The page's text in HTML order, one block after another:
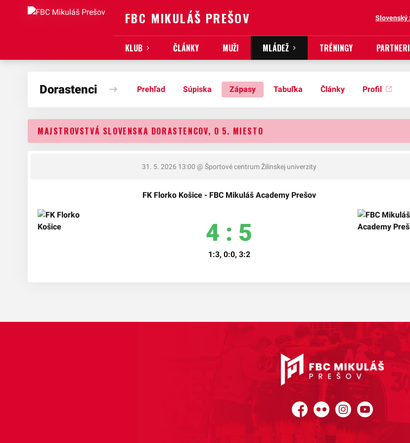
FBC MIKULÁŠ PREŠOV Slovenský
KLUB ČLÁNKY MUŽI MLÁDEŽ TRÉNINGY PARTNERI
Dorastenci Prehľad Súpiska Zápasy Tabuľka Články Profil
MAJSTROVSTVÁ SLOVENSKA DORASTENCOV, O 5. MIESTO
31. 5. 2026 13:00 @ Športové centrum Žilinskej univerzity
FK Florko Košice - FBC Mikuláš Academy Prešov
4 : 5
1:3, 0:0, 3:2
Facebook
Flickr InstagramYouTube